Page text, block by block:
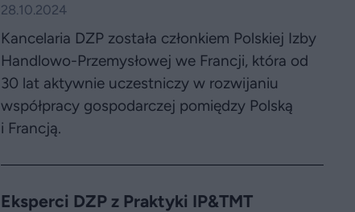
28.10.2024
Kancelaria DZP została członkiem Polskiej Izby
Handlowo-Przemysłowej we Francji, która od
30 lat aktywnie uczestniczy w rozwijaniu
współpracy gospodarczej pomiędzy Polską
i Francją.
Eksperci DZP z Praktyki IP&TMT